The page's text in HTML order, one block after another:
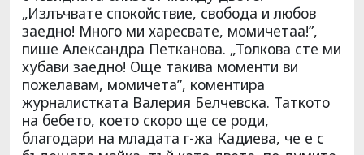
„Излъчвате спокойствие, свобода и любов
заедно! Много ми харесвате, момичетаа!”,
пише Александра Петканова. „Толкова сте ми
хубави заедно! Още такива моменти ви
пожелавам, момичета”, коментира
журналистката Валерия Белчевска. Таткото
на бебето, което скоро ще се роди,
благодари на младата г-жа Кадиева, че е с